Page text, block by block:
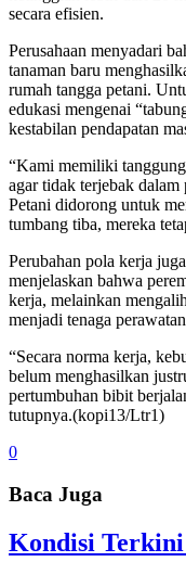
secara efisien.
Perusahaan menyadari
tanaman baru
rumah tangga petani.
edukasi mengenai
kestabilan pendapatan
“Kami memiliki
agar tidak terjebak
Petani didorong untuk
tumbang tiba, mereka
Perubahan pola kerja
menjelaskan bahwa
kerja, melainkan
menjadi tenaga
“Secara norma kerja,
belum menghasilkan
pertumbuhan bibit
tutupnya.(kopi13/Ltr1)
0
Baca Juga
Kondisi